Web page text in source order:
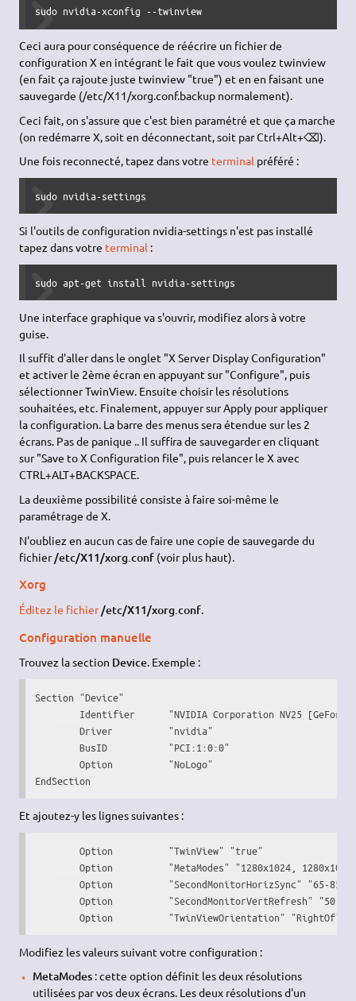
sudo nvidia-xconfig --twinview
Ceci aura pour conséquence de réécrire un fichier de
configuration X en intégrant le fait que vous voulez twinview
(en fait ça rajoute juste twinview "true") et en en faisant une
sauvegarde (/etc/X11/xorg.conf.backup normalement).
Ceci fait, on s'assure que c'est bien paramétré et que ça marche
(on redémarre X, soit en déconnectant, soit par Ctrl+Alt+⌫).
Une fois reconnecté, tapez dans votre terminal préféré :
sudo nvidia-settings
Si l'outils de configuration nvidia-settings n'est pas installé
tapez dans votre terminal :
sudo apt-get install nvidia-settings
Une interface graphique va s'ouvrir, modifiez alors à votre
guise.
Il suffit d'aller dans le onglet "X Server Display Configuration"
et activer le 2ème écran en appuyant sur "Configure", puis
sélectionner TwinView. Ensuite choisir les résolutions
souhaitées, etc. Finalement, appuyer sur Apply pour appliquer
la configuration. La barre des menus sera étendue sur les 2
écrans. Pas de panique .. Il suffira de sauvegarder en cliquant
sur "Save to X Configuration file", puis relancer le X avec
CTRL+ALT+BACKSPACE.
La deuxième possibilité consiste à faire soi-même le
paramétrage de X.
N'oubliez en aucun cas de faire une copie de sauvegarde du
fichier/etc/X11/xorg.conf (voir plus haut).
Xorg
Éditez le fichier/etc/X11/xorg.conf.
Configuration manuelle
Trouvez la section Device. Exemple :
Section "Device"
	Driver		"nvidia"
	BusID		"PCI:1:0:0"
	Option        	"NoLogo"
EndSection
Et ajoutez-y les lignes suivantes :
	Option 		"TwinView" "true"
	Option 		"MetaModes" "1280x1024, 1280x1024; 1024x768, 1024x768"
	Option 		"SecondMonitorHorizSync" "65-85"
	Option 		"SecondMonitorVertRefresh" "50-160"
	Option 		"TwinViewOrientation" "RightOf"
Modifiez les valeurs suivant votre configuration :
MetaModes: cette option définit les deux résolutions
utilisées par vos deux écrans. Les deux résolutions d'un